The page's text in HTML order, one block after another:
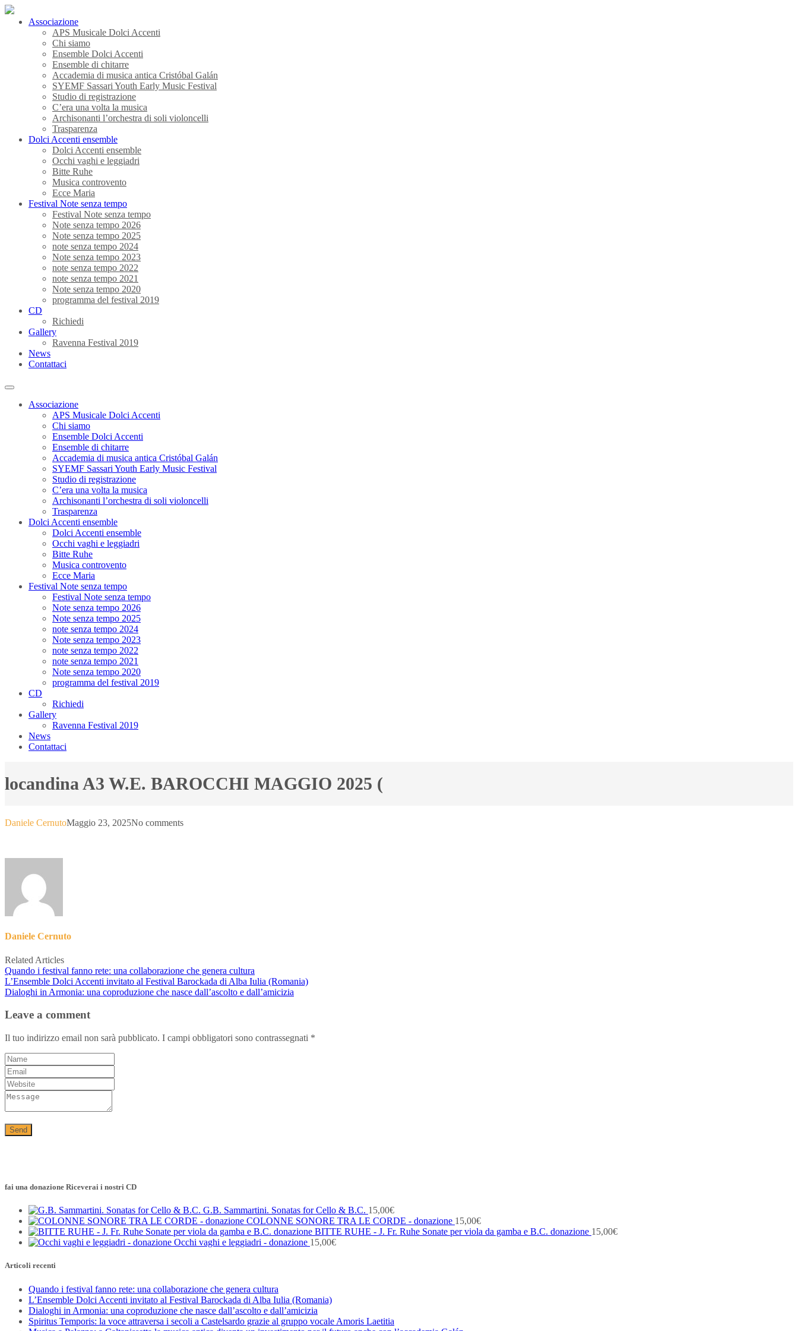
Associazione
APS Musicale Dolci Accenti
Chi siamo
Ensemble Dolci Accenti
Ensemble di chitarre
Accademia di musica antica Cristóbal Galán
SYEMF Sassari Youth Early Music Festival
Studio di registrazione
C’era una volta la musica
Archisonanti l’orchestra di soli violoncelli
Trasparenza
Dolci Accenti ensemble
Dolci Accenti ensemble
Occhi vaghi e leggiadri
Bitte Ruhe
Musica controvento
Ecce Maria
Festival Note senza tempo
Festival Note senza tempo
Note senza tempo 2026
Note senza tempo 2025
note senza tempo 2024
Note senza tempo 2023
note senza tempo 2022
note senza tempo 2021
Note senza tempo 2020
programma del festival 2019
CD
Richiedi
Gallery
Ravenna Festival 2019
News
Contattaci
Associazione
APS Musicale Dolci Accenti
Chi siamo
Ensemble Dolci Accenti
Ensemble di chitarre
Accademia di musica antica Cristóbal Galán
SYEMF Sassari Youth Early Music Festival
Studio di registrazione
C’era una volta la musica
Archisonanti l’orchestra di soli violoncelli
Trasparenza
Dolci Accenti ensemble
Dolci Accenti ensemble
Occhi vaghi e leggiadri
Bitte Ruhe
Musica controvento
Ecce Maria
Festival Note senza tempo
Festival Note senza tempo
Note senza tempo 2026
Note senza tempo 2025
note senza tempo 2024
Note senza tempo 2023
note senza tempo 2022
note senza tempo 2021
Note senza tempo 2020
programma del festival 2019
CD
Richiedi
Gallery
Ravenna Festival 2019
News
Contattaci
locandina A3 W.E. BAROCCHI MAGGIO 2025 (
Daniele CernutoMaggio 23, 2025No comments
Daniele Cernuto
Related Articles
Quando i festival fanno rete: una collaborazione che genera cultura
L’Ensemble Dolci Accenti invitato al Festival Barockada di Alba Iulia (Romania)
Dialoghi in Armonia: una coproduzione che nasce dall’ascolto e dall’amicizia
Leave a comment
Il tuo indirizzo email non sarà pubblicato. I campi obbligatori sono contrassegnati *
fai una donazione Riceverai i nostri CD
G.B. Sammartini. Sonatas for Cello & B.C. 15,00€
COLONNE SONORE TRA LE CORDE - donazione 15,00€
BITTE RUHE - J. Fr. Ruhe Sonate per viola da gamba e B.C. donazione 15,00€
Occhi vaghi e leggiadri - donazione 15,00€
Articoli recenti
Quando i festival fanno rete: una collaborazione che genera cultura
L’Ensemble Dolci Accenti invitato al Festival Barockada di Alba Iulia (Romania)
Dialoghi in Armonia: una coproduzione che nasce dall’ascolto e dall’amicizia
Spiritus Temporis: la voce attraversa i secoli a Castelsardo grazie al gruppo vocale Amoris Laetitia